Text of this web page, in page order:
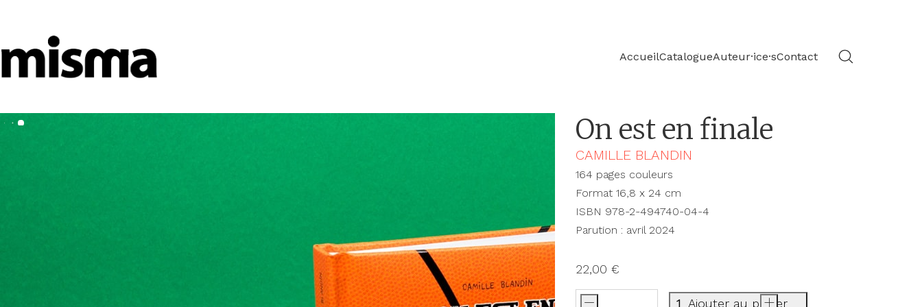
AccueilCatalogueAuteur·ice·sContact
On est en finale
CAMILLE BLANDIN
164 pages couleurs
Format 16,8 x 24 cm
ISBN 978-2-494740-04-4
Parution : avril 2024
22,00 €
- +
Ajouter au panier